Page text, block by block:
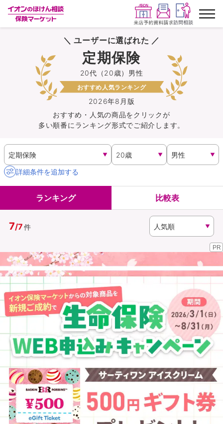
ランキングから探す
保険を比較する
保険会社から探す
イオンカード会員さま専用保険
キャンペーン一覧
イオングループ従業員さま向け
資料請求
（無料）
訪問相談
イオンカード会員さま専用保険
＼ ユーザーに選ばれた ／
2026年8月版
20代（20歳）男性
定期保険
おすすめ人気ランキング
おすすめ・人気の商品をクリックが
多い順番にランキング形式でご紹介します。
詳細条件を追加する
ランキング 比較表
7/7件
PR